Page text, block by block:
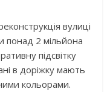
вулиці
понад 2 мільйона
підсвітку
в доріжку мають
кольорами.